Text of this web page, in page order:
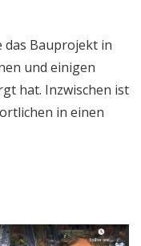
das Bauprojekt in
und einigen
hat. Inzwischen ist
in einen